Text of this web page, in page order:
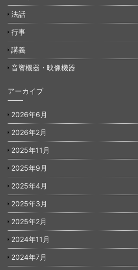
法話
行事
講義
音響機器・映像機器
アーカイブ
2026年6月
2026年2月
2025年11月
2025年9月
2025年4月
2025年3月
2025年2月
2024年11月
2024年7月